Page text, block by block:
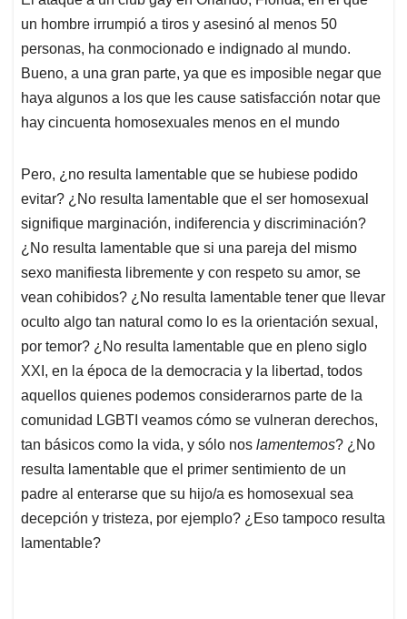
s
A
p
p
b
o
o
k
e
d
I
n
l
a
d
s
un hombre irrumpió a tiros y asesinó al menos 50
personas, ha conmocionado e indignado al mundo.
Bueno, a una gran parte, ya que es imposible negar que
haya algunos a los que les cause satisfacción notar que
hay cincuenta homosexuales menos en el mundo
Pero, ¿no resulta lamentable que se hubiese podido
evitar? ¿No resulta lamentable que el ser homosexual
signifique marginación, indiferencia y discriminación?
¿No resulta lamentable que si una pareja del mismo
sexo manifiesta libremente y con respeto su amor, se
vean cohibidos? ¿No resulta lamentable tener que llevar
oculto algo tan natural como lo es la orientación sexual,
por temor? ¿No resulta lamentable que en pleno siglo
XXI, en la época de la democracia y la libertad, todos
aquellos quienes podemos considerarnos parte de la
comunidad LGBTI veamos cómo se vulneran derechos,
tan básicos como la vida, y sólo nos lamentemos? ¿No
resulta lamentable que el primer sentimiento de un
padre al enterarse que su hijo/a es homosexual sea
decepción y tristeza, por ejemplo? ¿Eso tampoco resulta
lamentable?